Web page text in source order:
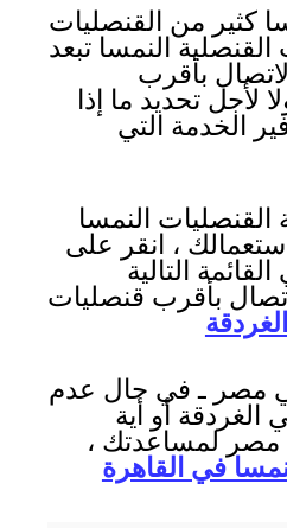
كثير من القنصليات
النمسا تبعد
بأقرب
لأجل تحديد ما إذا
الخدمة التي
القنصليات النمسا
، انقر على
التالية
بأقرب قنصليات
الغردقة
مصر ـ في حال عدم
الغردقة أو أية
مصر لمساعدتك ،
في القاهرة